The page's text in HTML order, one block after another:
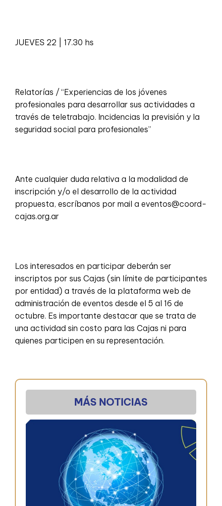
JUEVES 22 | 17.30 hs
Relatorías / “Experiencias de los jóvenes
profesionales para desarrollar sus actividades a
través de teletrabajo. Incidencias la previsión y la
seguridad social para profesionales”
Ante cualquier duda relativa a la modalidad de
inscripción y/o el desarrollo de la actividad
propuesta, escríbanos por mail a eventos@coord-
cajas.org.ar
Los interesados en participar deberán ser
inscriptos por sus Cajas (sin límite de participantes
por entidad) a través de la plataforma web de
administración de eventos desde el 5 al 16 de
octubre. Es importante destacar que se trata de
una actividad sin costo para las Cajas ni para
quienes participen en su representación.
MÁS NOTICIAS